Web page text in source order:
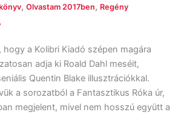
, Olvastam 2017ben, Regény
hogy a Kolibri Kiadó szépen magára
adja ki Roald Dahl meséit,
Quentin Blake illusztrációkkal.
a sorozatból a Fantasztikus Róka úr,
megjelent, mivel nem hosszú együtt a